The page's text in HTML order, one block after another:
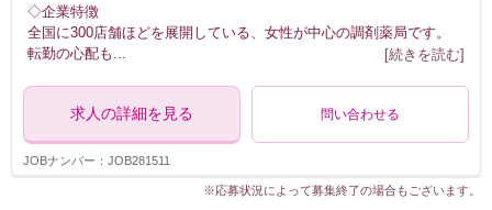
◇企業特徴
全国に300店舗ほどを展開している、女性が中心の調剤薬局です。
転勤の心配も ... [続きを読む]
求人の詳細を見る 問い合わせる
JOBナンバー：JOB281511
※応募状況によって募集終了の場合もございます。